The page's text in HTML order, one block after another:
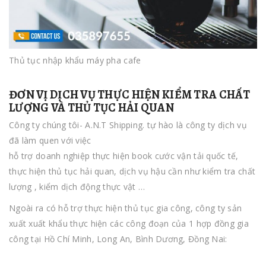
Thủ tục nhập khẩu máy pha cafe
ĐƠN VỊ DỊCH VỤ THỰC HIỆN KIỂM TRA CHẤT
LƯỢNG VÀ THỦ TỤC HẢI QUAN
Công ty chúng tôi- A.N.T Shipping. tự hào là công ty dịch vụ
đã làm quen với việc
hỗ trợ doanh nghiệp thực hiện book cước vận tải quốc tế,
thực hiện thủ tục hải quan, dịch vụ hậu cần như kiểm tra chất
lượng , kiểm dịch động thực vật …
Ngoài ra có hỗ trợ thực hiện thủ tục gia công, công ty sản
xuất xuất khẩu thực hiện các công đoạn của 1 hợp đồng gia
công tại Hồ Chí Minh, Long An, Bình Dương, Đồng Nai: